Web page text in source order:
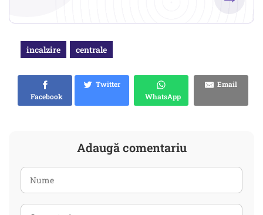
incalzire centrale
Facebook
Twitter
WhatsApp
Email
Adaugă comentariu